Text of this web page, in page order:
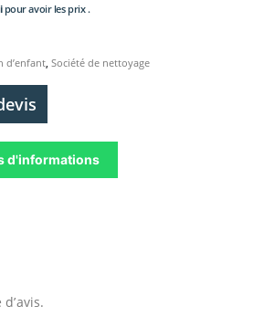
pour avoir les prix .
d’enfant, Société de nettoyage
d'informations